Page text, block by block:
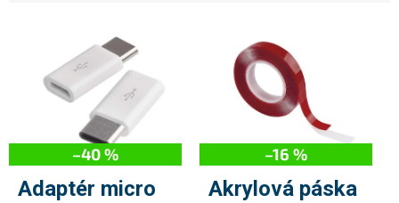
r
o
–40 %
Adaptér micro
–16 %
Akrylová páska